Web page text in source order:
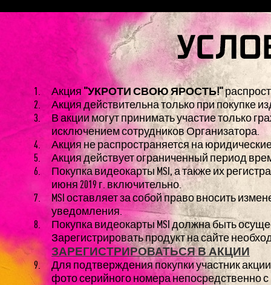
Акция"УКРОТИ СВОЮ ЯРОСТЬ!"
Акция действительна только при покупке
В акции могут принимать участие только
исключением сотрудников Организатора.
Акция не распространяется на
Акция действует ограниченный период
Покупка видеокарты MSI, а также их
июня 2019 г. включительно.
MSI оставляет за собой право вносить
уведомления.
Покупка видеокарты MSI должна быть
Зарегистрировать продукт на сайте
ЗАРЕГИСТРИРОВАТЬСЯ В АКЦИИ
Для подтверждения покупки участник
фото серийного номера непосредственно